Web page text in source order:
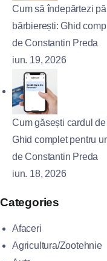
Cum să îndepărtezi
bărbierești: Ghid
de Constantin Preda
iun. 19, 2026
Cum găsești cardul
Ghid complet pentru
de Constantin Preda
iun. 18, 2026
Categories
Afaceri
Agricultura/Zootehnie